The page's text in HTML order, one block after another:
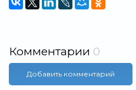
Комментарии 0
Добавить комментарий